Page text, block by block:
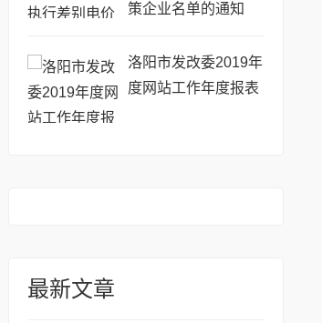
策企业名单的通知
洛阳市发改委2019年
度网站工作年度报表
最新文章